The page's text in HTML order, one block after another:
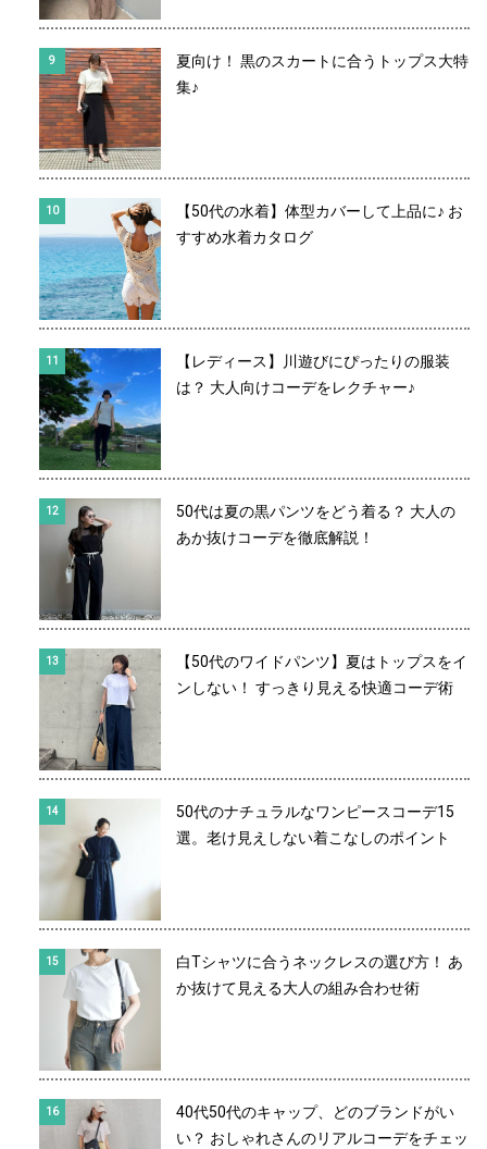
夏向け！ 黒のスカートに合うトップス大特
集♪
【50代の水着】体型カバーして上品に♪ お
すすめ水着カタログ
【レディース】川遊びにぴったりの服装
は？ 大人向けコーデをレクチャー♪
50代は夏の黒パンツをどう着る？ 大人の
あか抜けコーデを徹底解説！
【50代のワイドパンツ】夏はトップスをイ
ンしない！ すっきり見える快適コーデ術
50代のナチュラルなワンピースコーデ15
選。老け見えしない着こなしのポイント
白Tシャツに合うネックレスの選び方！ あ
か抜けて見える大人の組み合わせ術
40代50代のキャップ、どのブランドがい
い？ おしゃれさんのリアルコーデをチェッ